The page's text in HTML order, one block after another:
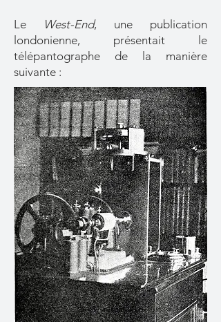
Le West-End, une publication
londonienne, présentait le
télépantographe de la manière
suivante :